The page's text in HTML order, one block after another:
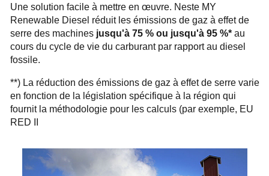
Une solution facile à mettre en œuvre. Neste MY
Renewable Diesel réduit les émissions de gaz à effet de
serre des machines jusqu'à 75 % ou jusqu'à 95 %*au
cours du cycle de vie du carburant par rapport au diesel
fossile.
**) La réduction des émissions de gaz à effet de serre varie
en fonction de la législation spécifique à la région qui
fournit la méthodologie pour les calculs (par exemple, EU
RED II